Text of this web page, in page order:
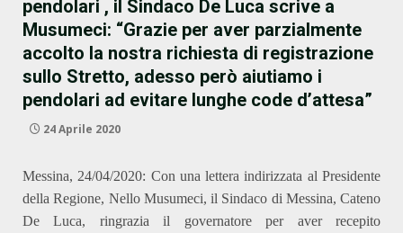
pendolari , il Sindaco De Luca scrive a
Musumeci: “Grazie per aver parzialmente
accolto la nostra richiesta di registrazione
sullo Stretto, adesso però aiutiamo i
pendolari ad evitare lunghe code d’attesa”
24 Aprile 2020
Messina, 24/04/2020: Con una lettera indirizzata al Presidente
della Regione, Nello Musumeci, il Sindaco di Messina, Cateno
De Luca, ringrazia il governatore per aver recepito